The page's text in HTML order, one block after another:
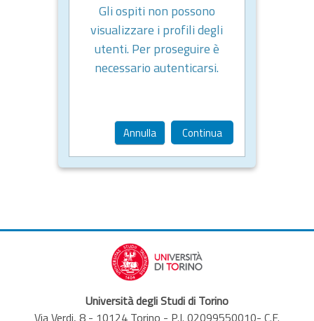
Gli ospiti non possono
visualizzare i profili degli
utenti. Per proseguire è
necessario autenticarsi.
Annulla Continua
Università degli Studi di Torino
Via Verdi, 8 - 10124 Torino - P.I. 02099550010- C.F.